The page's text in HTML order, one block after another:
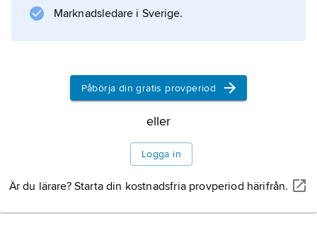
Marknadsledare i Sverige.
Påbörja din gratis provperiod
eller
Logga in
Är du lärare? Starta din kostnadsfria provperiod härifrån.